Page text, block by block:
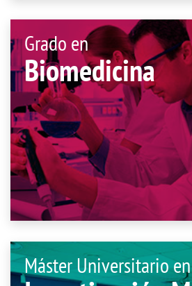
Grado en
Biomedicina
Máster Universitario en